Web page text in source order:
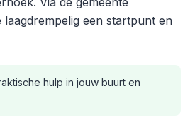
een startpunt en
hulp in jouw buurt en